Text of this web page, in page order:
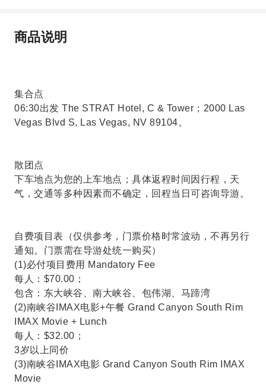
商品说明
集合点
06:30出发 The STRAT Hotel, C & Tower；2000 Las
Vegas Blvd S, Las Vegas, NV 89104。
散团点
下车地点为您的上车地点；具体返程时间因行程，天
气，交通等多种因素而不确定，回程当日可咨询导游。
自费项目表（仅供参考，门票价格时常波动，不再另行
通知。门票需在导游处统一购买）
(1)必付项目费用 Mandatory Fee
每人：$70.00；
包含：东大峡谷、南大峡谷、包伟湖、马蹄湾
(2)南峡谷IMAX电影+午餐 Grand Canyon South Rim
IMAX Movie + Lunch
每人：$32.00；
3岁以上同价
(3)南峡谷IMAX电影 Grand Canyon South Rim IMAX
Movie